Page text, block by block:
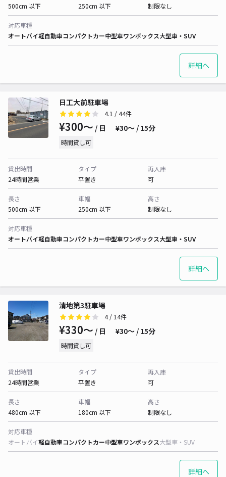
500cm 以下
250cm 以下
制限なし
対応車種
オートバイ軽自動車コンパクトカー中型車ワンボックス大型車・SUV
詳細へ
日工大前駐車場
4.1 / 44件
¥300〜 / 日 ¥30〜 / 15分
時間貸し可
貸出時間
24時間営業
タイプ
平置き
再入庫
可
長さ
500cm 以下
車幅
250cm 以下
高さ
制限なし
対応車種
オートバイ軽自動車コンパクトカー中型車ワンボックス大型車・SUV
詳細へ
清地第3駐車場
4/ 14件
¥330〜 / 日 ¥30〜 / 15分
時間貸し可
貸出時間
24時間営業
タイプ
平置き
再入庫
可
長さ
480cm 以下
車幅
180cm 以下
高さ
制限なし
対応車種
オートバイ軽自動車コンパクトカー中型車ワンボックス大型車・SUV
詳細へ